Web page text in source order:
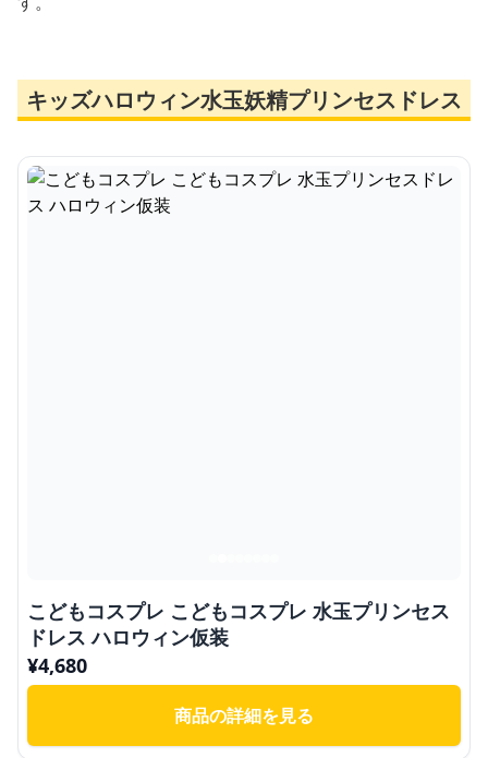
キッズハロウィン水玉妖精プリンセスドレス
こどもコスプレ こどもコスプレ 水玉プリンセス
ドレス ハロウィン仮装
¥4,680
商品の詳細を見る